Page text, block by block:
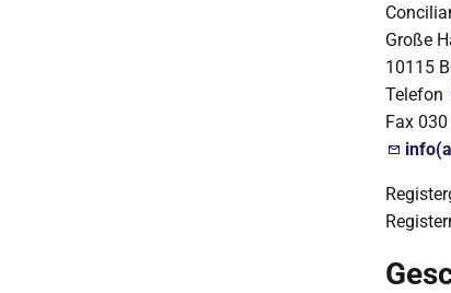
Große
10115
Telefon
Fax